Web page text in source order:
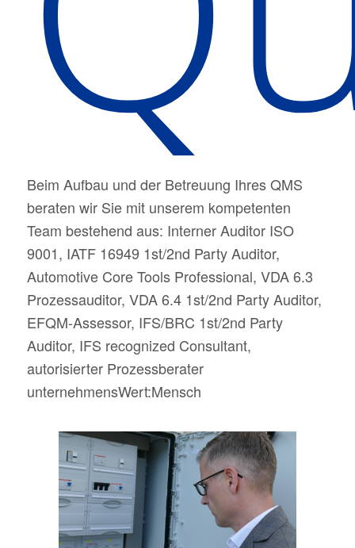
Beim Aufbau und der Betreuung Ihres QMS
beraten wir Sie mit unserem kompetenten
Team bestehend aus: Interner Auditor ISO
9001, IATF 16949 1st/2nd Party Auditor,
Automotive Core Tools Professional, VDA 6.3
Prozessauditor, VDA 6.4 1st/2nd Party Auditor,
EFQM-Assessor, IFS/BRC 1st/2nd Party
Auditor, IFS recognized Consultant,
autorisierter Prozessberater
unternehmensWert:Mensch